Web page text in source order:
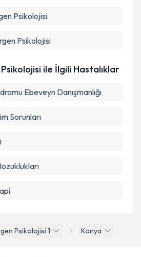
ve kişisel verilerimin belirtilen
Psikolojisi 1 Konya
Psikolojisi
Psikolojisi
ile İlgili Hastalıklar
Ebeveyn Danışmanlığı
Sorunları